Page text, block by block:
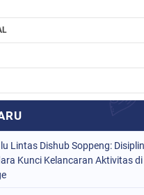
Lintas Dishub Soppeng: Disiplin
Kunci Kelancaran Aktivitas